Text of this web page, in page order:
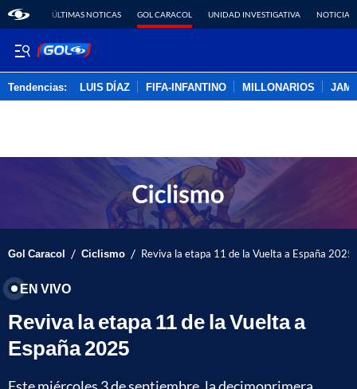
ÚLTIMAS NOTICAS GOL CARACOL UNIDAD INVESTIGATIVA NOTICIAS
Tendencias: LUIS DÍAZ FIFA-INFANTINO MILLONARIOS
Gol Caracol / Ciclismo / Reviva la etapa 11 de la Vuelta a España 2025
EN VIVO
Reviva la etapa 11 de la Vuelta a
España 2025
Este miércoles 3 de septiembre, la decimoprimera